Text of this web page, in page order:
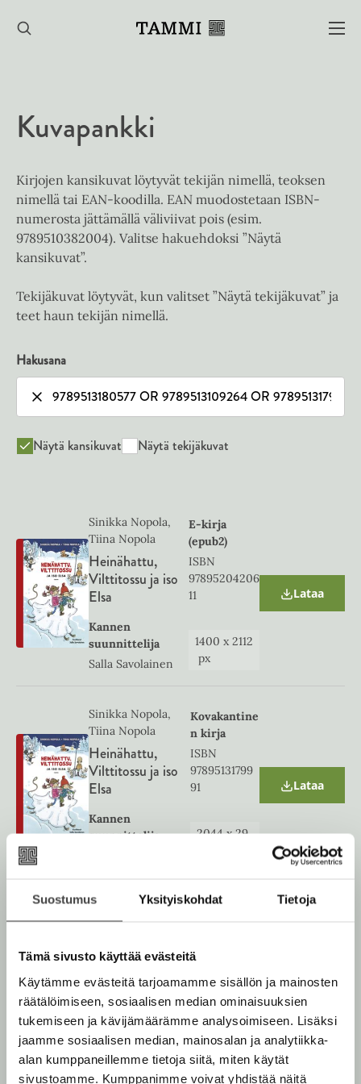
Suostumus Yksityiskohdat Tietoja
Tämä sivusto käyttää evästeitä
Käytämme evästeitä tarjoamamme sisällön ja mainosten
räätälöimiseen, sosiaalisen median ominaisuuksien
tukemiseen ja kävijämäärämme analysoimiseen. Lisäksi
jaamme sosiaalisen median, mainosalan ja analytiikka-
alan kumppaneillemme tietoja siitä, miten käytät
sivustoamme. Kumppanimme voivat yhdistää näitä
sisältöön
Kuvapankki
Kirjojen kansikuvat löytyvät tekijän nimellä, teoksen
nimellä tai EAN-koodilla. EAN muodostetaan ISBN-
numerosta jättämällä väliviivat pois (esim.
9789510382004). Valitse hakuehdoksi ”Näytä
kansikuvat”.
Tekijäkuvat löytyvät, kun valitset ”Näytä tekijäkuvat” ja
teet haun tekijän nimellä.
Hakusana
Näytä kansikuvat Näytä tekijäkuvat
Sinikka Nopola,
Tiina Nopola
Heinähattu,
Vilttitossu ja iso
Elsa
Kannen
suunnittelija
Salla Savolainen
E-kirja
(epub2)
ISBN
97895204206
11
1400 x2112
px
O
p
b
Lataa
Sinikka Nopola,
Tiina Nopola
Heinähattu,
Vilttitossu ja iso
Elsa
Kannen
suunnittelija
Kovakantine
n kirja
ISBN
97895131799
91
2044x29
O
p
n
s
i
e
Lataa
Sinikka Nopola,
Tiina Nopola
Vilttitossu ja iso
Elsa
Kannen
suunnittelija
Salla Savolainen
97895131805
1400x140
0
O
p
e
n
s
i
n
n
Lataa